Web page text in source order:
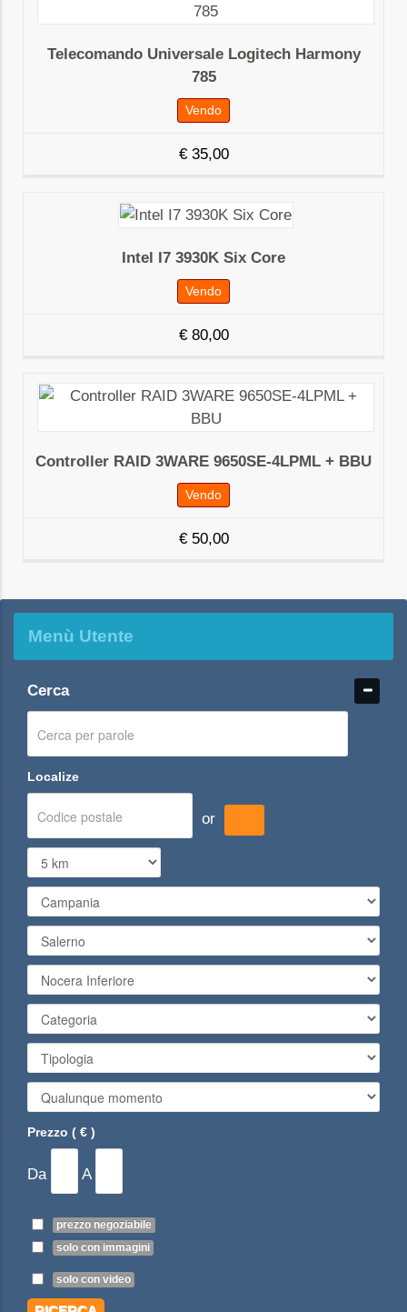
Telecomando Universale Logitech Harmony
785
Vendo
€35,00
Intel I7 3930K Six Core
Vendo
€80,00
Controller RAID 3WARE 9650SE-4LPML + BBU
Vendo
€50,00
Menù Utente
Cerca
Localize
or
Prezzo ( € )
Da A
prezzo negoziabile
solo con immagini
solo con video